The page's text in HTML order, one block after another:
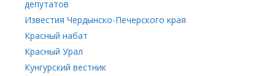
депутатов
Известия Чердынско-Печерского края
Красный набат
Красный Урал
Кунгурский вестник